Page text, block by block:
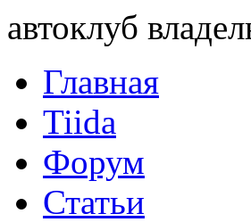
автоклуб
Главная
Tiida
Форум
Статьи